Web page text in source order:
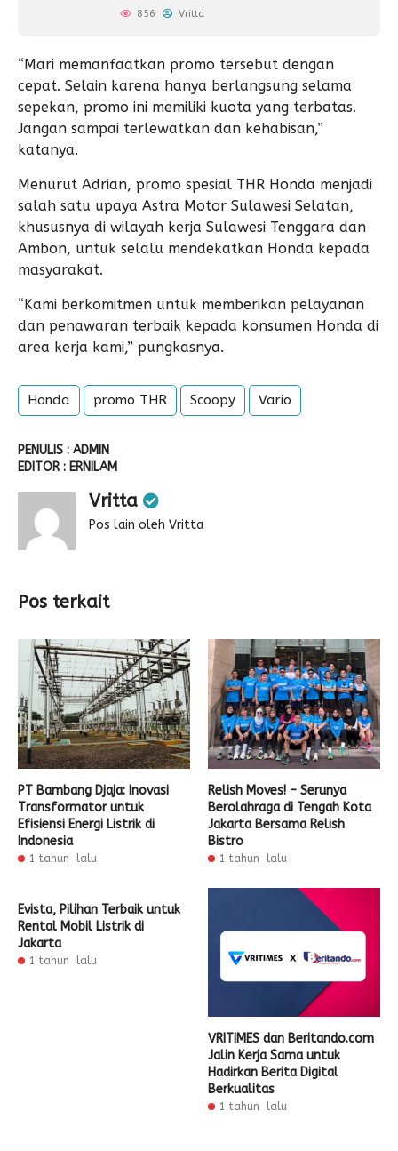
856 Vritta
“Mari memanfaatkan promo tersebut dengan
cepat. Selain karena hanya berlangsung selama
sepekan, promo ini memiliki kuota yang terbatas.
Jangan sampai terlewatkan dan kehabisan,”
katanya.
Menurut Adrian, promo spesial THR Honda menjadi
salah satu upaya Astra Motor Sulawesi Selatan,
khususnya di wilayah kerja Sulawesi Tenggara dan
Ambon, untuk selalu mendekatkan Honda kepada
masyarakat.
“Kami berkomitmen untuk memberikan pelayanan
dan penawaran terbaik kepada konsumen Honda di
area kerja kami,” pungkasnya.
Honda promo THR Scoopy Vario
PENULIS : ADMIN
EDITOR : ERNILAM
Vritta
Pos lain oleh Vritta
Pos terkait
PT Bambang Djaja: Inovasi
Transformator untuk
Efisiensi Energi Listrik di
Indonesia
1 tahun lalu
Relish Moves! – Serunya
Berolahraga di Tengah Kota
Jakarta Bersama Relish
Bistro
1 tahun lalu
Evista, Pilihan Terbaik untuk
Rental Mobil Listrik di
Jakarta
1 tahun lalu
VRITIMES dan Beritando.com
Jalin Kerja Sama untuk
Hadirkan Berita Digital
Berkualitas
1 tahun lalu